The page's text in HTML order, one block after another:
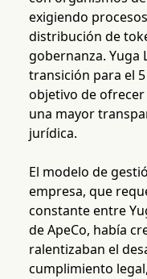
exigiendo
distribución de
gobernanza. Yuga
transición para el
objetivo de
una mayor
jurídica.
El modelo de
empresa, que
constante entre
de ApeCo, había
ralentizaban el
cumplimiento